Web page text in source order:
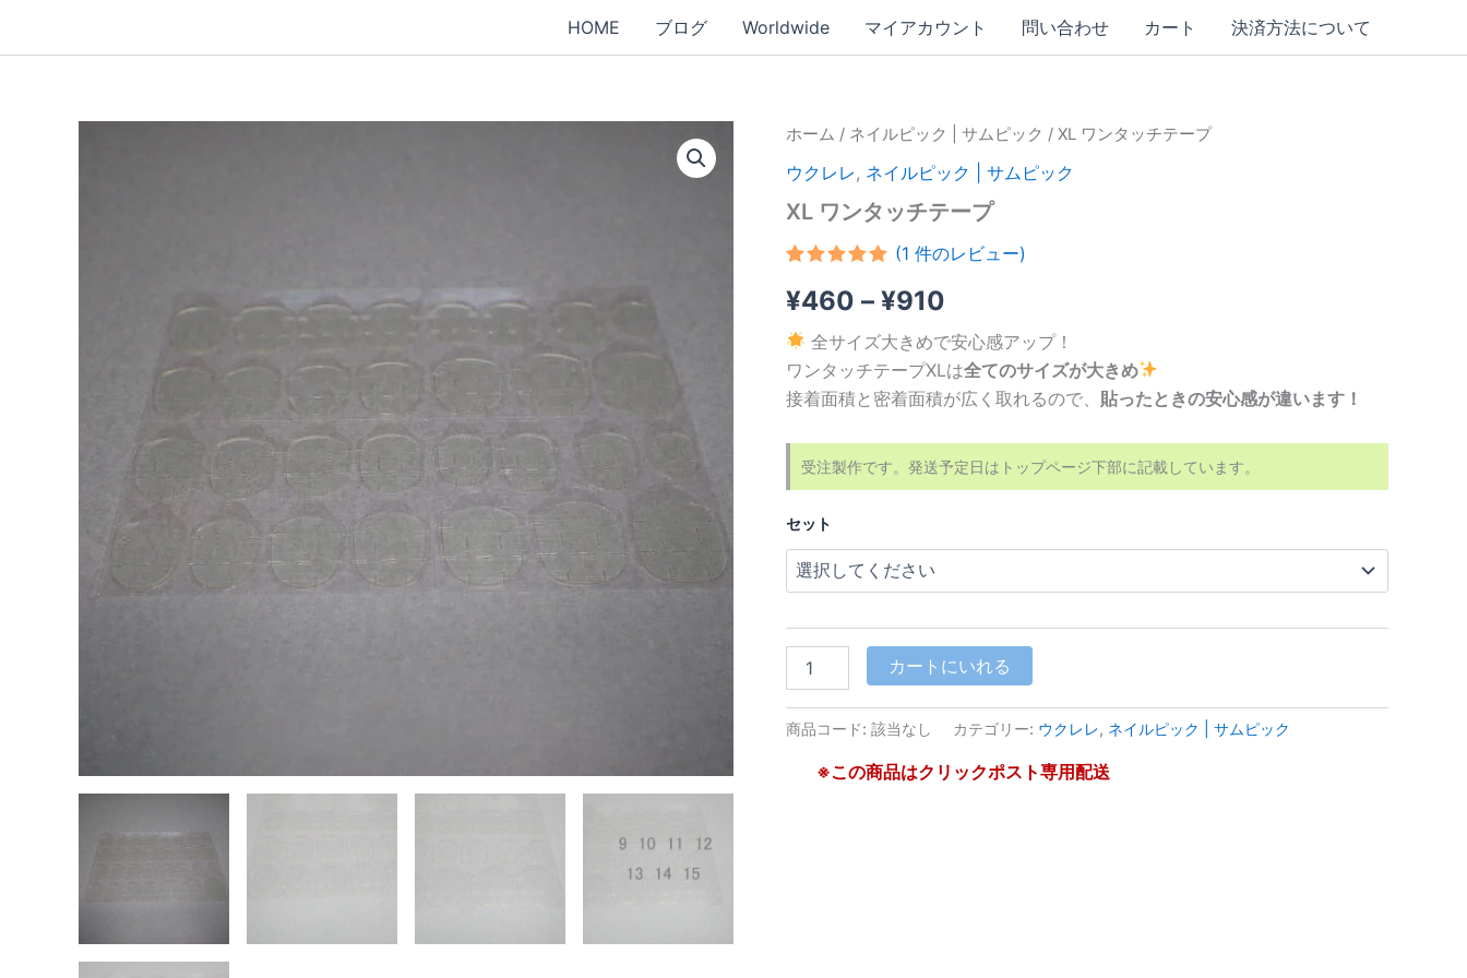
HOME ブログ Worldwide マイアカウント 問い合わせ カート 決済方法について
ホーム / ネイルピック | サムピック / XL ワンタッチテープ
ウクレレ , ネイルピック | サムピック
XL ワンタッチテープ
評価に基づ
く5段階評
価のうち、
5.00点
(1 件のレビュー)
¥460 – ¥910
格
帯:
–
全サイズ大きめで安心感アップ！
ワンタッチテープXLは全てのサイズが大きめ
接着面積と密着面積が広く取れるので、 貼ったときの安心感が違います！
受注製作です。発送予定日はトップページ下部に記載しています。
セット
タ
ッ
カートにいれる
商品コード: 該当なし カテゴリー: ウクレレ, ネイルピック | サムピック
※この商品はクリックポスト専用配送